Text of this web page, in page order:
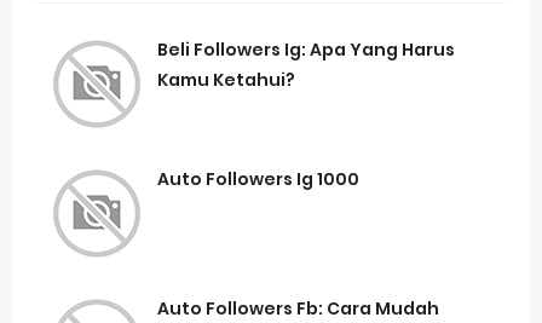
Beli Followers Ig: Apa Yang Harus
Kamu Ketahui?
Auto Followers Ig 1000
Auto Followers Fb: Cara Mudah